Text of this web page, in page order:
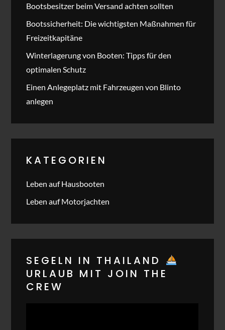
Bootsbesitzer beim Versand achten sollten
Bootssicherheit: Die wichtigsten Maßnahmen für
Freizeitkapitäne
Winterlagerung von Booten: Tipps für den
optimalen Schutz
Einen Anlegeplatz mit Fahrzeugen von Blinto
anlegen
KATEGORIEN
Leben auf Hausbooten
Leben auf Motorjachten
SEGELN IN THAILAND
URLAUB MIT JOIN THE
CREW